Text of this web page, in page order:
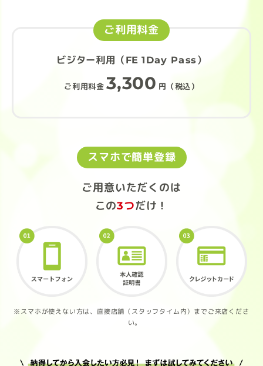
ご利用料金
ビジター利用（FE 1Day Pass）
ご利用料金 3,300 円（税込）
スマホで簡単登録
ご用意いただくのは
この3つだけ！
※スマホが使えない方は、直接店舗（スタッフタイム内）までご来店くださ
い。